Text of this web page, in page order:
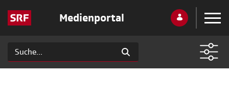
Medienportal